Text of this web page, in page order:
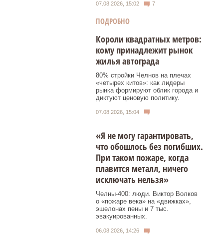
07.08.2026, 15:02 7
ПОДРОБНО
Короли квадратных метров:
кому принадлежит рынок
жилья автограда
80% стройки Челнов на плечах
«четырех китов»: как лидеры
рынка формируют облик города и
диктуют ценовую политику.
07.08.2026, 15:04
«Я не могу гарантировать,
что обошлось без погибших.
При таком пожаре, когда
плавится металл, ничего
исключать нельзя»
Челны-400: люди. Виктор Волков
о «пожаре века» на «движках»,
эшелонах пены и 7 тыс.
эвакуированных.
06.08.2026, 14:26